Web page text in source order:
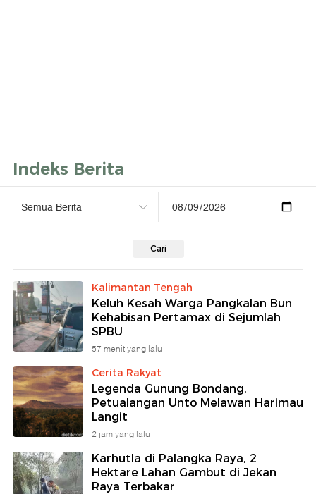
Indeks Berita
Cari
Kalimantan Tengah
Keluh Kesah Warga Pangkalan Bun
Kehabisan Pertamax di Sejumlah
SPBU
57 menit yang lalu
Cerita Rakyat
Legenda Gunung Bondang,
Petualangan Unto Melawan Harimau
Langit
2 jam yang lalu
Karhutla di Palangka Raya, 2
Hektare Lahan Gambut di Jekan
Raya Terbakar